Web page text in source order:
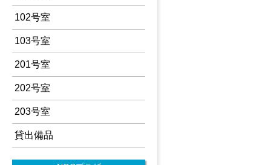
102号室
103号室
201号室
202号室
203号室
貸出備品